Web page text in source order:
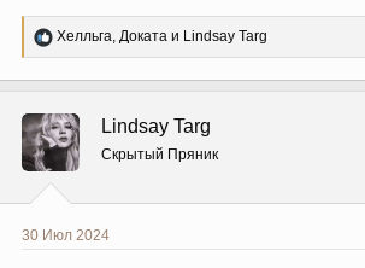
Р
е
ц
и
и
:
Хелльга, Доката и Lindsay Targ
Lindsay Targ
Скрытый Пряник
30 Июл 2024